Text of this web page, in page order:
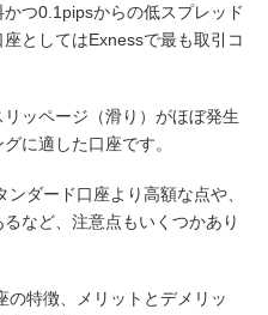
つ0.1pipsからの低スプレッド
としてはExnessで最も取引コ
ッページ（滑り）がほぼ発生
に適した口座です。
ダード口座より高額な点や、
など、注意点もいくつかあり
の特徴、メリットとデメリッ